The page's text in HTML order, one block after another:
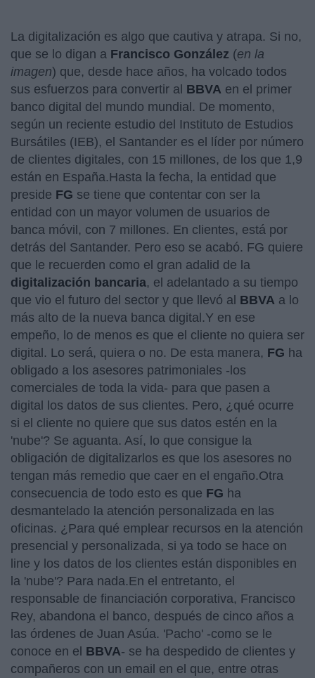
La digitalización es algo que cautiva y atrapa. Si no,
que se lo digan a Francisco González (en la
imagen) que, desde hace años, ha volcado todos
sus esfuerzos para convertir al BBVA en el primer
banco digital del mundo mundial. De momento,
según un reciente estudio del Instituto de Estudios
Bursátiles (IEB), el Santander es el líder por número
de clientes digitales, con 15 millones, de los que 1,9
están en España.Hasta la fecha, la entidad que
preside FG se tiene que contentar con ser la
entidad con un mayor volumen de usuarios de
banca móvil, con 7 millones. En clientes, está por
detrás del Santander. Pero eso se acabó. FG quiere
que le recuerden como el gran adalid de la
digitalización bancaria, el adelantado a su tiempo
que vio el futuro del sector y que llevó al BBVA a lo
más alto de la nueva banca digital.Y en ese
empeño, lo de menos es que el cliente no quiera ser
digital. Lo será, quiera o no. De esta manera, FG ha
obligado a los asesores patrimoniales -los
comerciales de toda la vida- para que pasen a
digital los datos de sus clientes. Pero, ¿qué ocurre
si el cliente no quiere que sus datos estén en la
'nube'? Se aguanta. Así, lo que consigue la
obligación de digitalizarlos es que los asesores no
tengan más remedio que caer en el engaño.Otra
consecuencia de todo esto es que FG ha
desmantelado la atención personalizada en las
oficinas. ¿Para qué emplear recursos en la atención
presencial y personalizada, si ya todo se hace on
line y los datos de los clientes están disponibles en
la 'nube'? Para nada.En el entretanto, el
responsable de financiación corporativa, Francisco
Rey, abandona el banco, después de cinco años a
las órdenes de Juan Asúa. 'Pacho' -como se le
conoce en el BBVA- se ha despedido de clientes y
compañeros con un email en el que, entre otras